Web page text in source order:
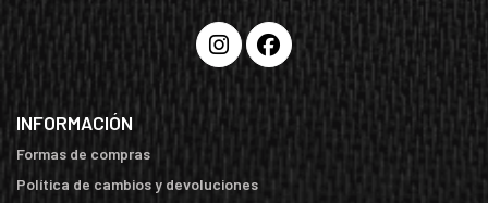
INFORMACIÓN
Formas de compras
Política de cambios y devoluciones